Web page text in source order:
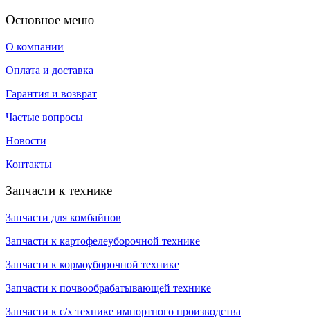
Основное меню
О компании
Оплата и доставка
Гарантия и возврат
Частые вопросы
Новости
Контакты
Запчасти к технике
Запчасти для комбайнов
Запчасти к картофелеуборочной технике
Запчасти к кормоуборочной технике
Запчасти к почвообрабатывающей технике
Запчасти к с/х технике импортного производства